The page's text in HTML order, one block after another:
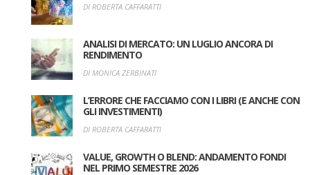
DI ROBERTA CAFFARATTI
ANALISI DI MERCATO: UN LUGLIO ANCORA DI
RENDIMENTO
DI MONICA ZERBINATI
L’ERRORE CHE FACCIAMO CON I LIBRI (E ANCHE CON
GLI INVESTIMENTI)
DI ROBERTA CAFFARATTI
VALUE, GROWTH O BLEND: ANDAMENTO FONDI
NEL PRIMO SEMESTRE 2026